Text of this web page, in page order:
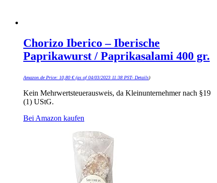
Chorizo Iberico – Iberische
Paprikawurst / Paprikasalami 400 gr.
Amazon.de Price: 10,80 €(as of 04/03/2023 11:38 PST- Details)
Kein Mehrwertsteuerausweis, da Kleinunternehmer nach §19
(1) UStG.
Bei Amazon kaufen